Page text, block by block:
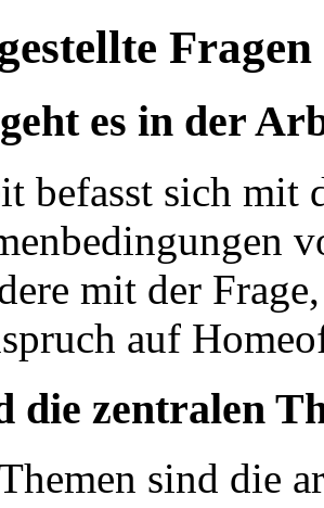
Fragen
es in der
befasst sich mit
mit der
auf
die zentralen
sind die